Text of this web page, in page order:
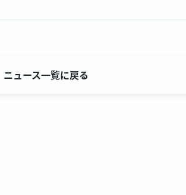
ニュース一覧に戻る